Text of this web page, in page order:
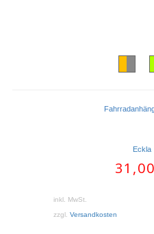
Eckla
31,00
inkl. MwSt.
zzgl. Versandkosten